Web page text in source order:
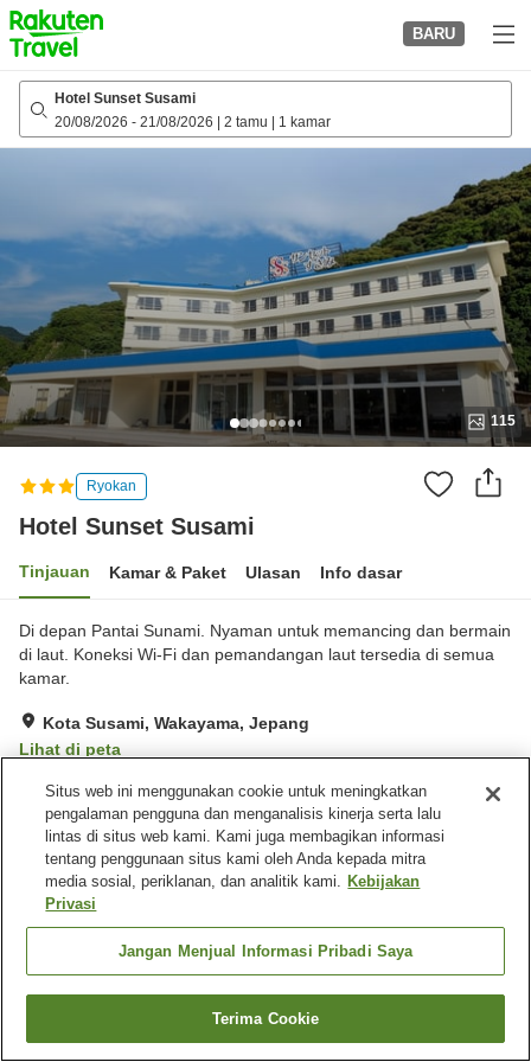
to
top
page
BARU
Hotel Sunset Susami
20/08/2026 - 21/08/2026 2 tamu 1 kamar
115
Ryokan
Hotel Sunset Susami
Tinjauan Kamar & Paket Ulasan Info dasar
Di depan Pantai Sunami. Nyaman untuk memancing dan bermain
di laut. Koneksi Wi-Fi dan pemandangan laut tersedia di semua
kamar.
Kota Susami, Wakayama, Jepang
Lihat di peta
Hebat Ulasan:295
Fasilitas properti
Tempat parkir
Restoran
Mesin penjual otomatis
Beranda Jepang Wakayama
Kota Susami
Hotel Sunset Susami
Cari kamar
Situs web ini menggunakan cookie untuk meningkatkan
pengalaman pengguna dan menganalisis kinerja serta lalu
lintas di situs web kami. Kami juga membagikan informasi
tentang penggunaan situs kami oleh Anda kepada mitra
media sosial, periklanan, dan analitik kami. Kebijakan
Privasi
Jangan Menjual Informasi Pribadi Saya
Terima Cookie